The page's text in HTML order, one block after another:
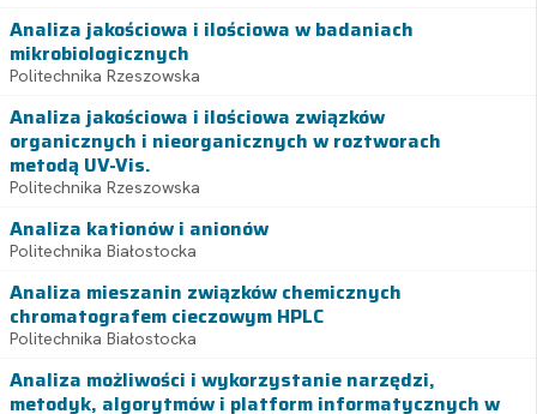
Analiza jakościowa i ilościowa w badaniach
mikrobiologicznych
Politechnika Rzeszowska
Analiza jakościowa i ilościowa związków
organicznych i nieorganicznych w roztworach
metodą UV-Vis.
Politechnika Rzeszowska
Analiza kationów i anionów
Politechnika Białostocka
Analiza mieszanin związków chemicznych
chromatografem cieczowym HPLC
Politechnika Białostocka
Analiza możliwości i wykorzystanie narzędzi,
metodyk, algorytmów i platform informatycznych w